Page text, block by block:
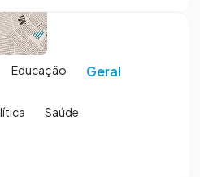
Educação Geral
Saúde